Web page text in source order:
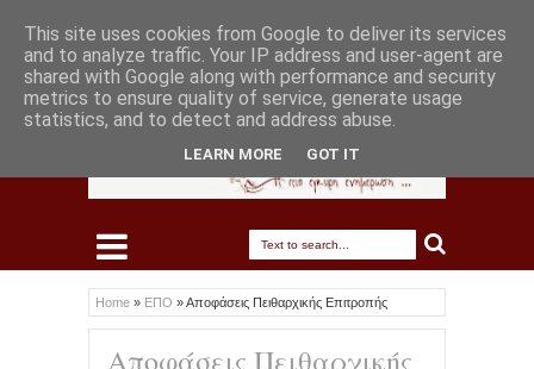
Home » ΕΠΟ »Αποφάσεις Πειθαρχικής Επιτροπής
Αποφάσεις Πειθαρχικής
This site uses cookies from Google to deliver its services
and to analyze traffic. Your IP address and user-agent are
shared with Google along with performance and security
metrics to ensure quality of service, generate usage
statistics, and to detect and address abuse.
LEARN MORE GOT IT